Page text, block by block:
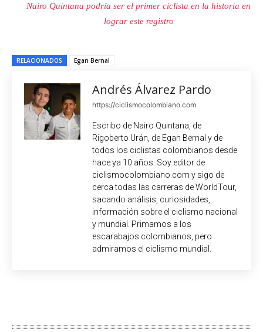
Nairo Quintana podría ser el primer ciclista en la historia en
lograr este registro
RELACIONADOS Egan Bernal
Andrés Álvarez Pardo
https://ciclismocolombiano.com
Escribo de Nairo Quintana, de
Rigoberto Urán, de Egan Bernal y de
todos los ciclistas colombianos desde
hace ya 10 años. Soy editor de
ciclismocolombiano.com y sigo de
cerca todas las carreras de WorldTour,
sacando análisis, curiosidades,
información sobre el ciclismo nacional
y mundial. Primamos a los
escarabajos colombianos, pero
admiramos el ciclismo mundial.